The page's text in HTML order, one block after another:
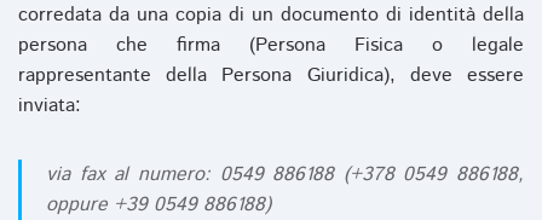
corredata da una copia di un documento di identità della
persona che firma (Persona Fisica o legale
rappresentante della Persona Giuridica), deve essere
inviata:
via fax al numero: 0549 886188 (+378 0549 886188,
oppure +39 0549 886188)